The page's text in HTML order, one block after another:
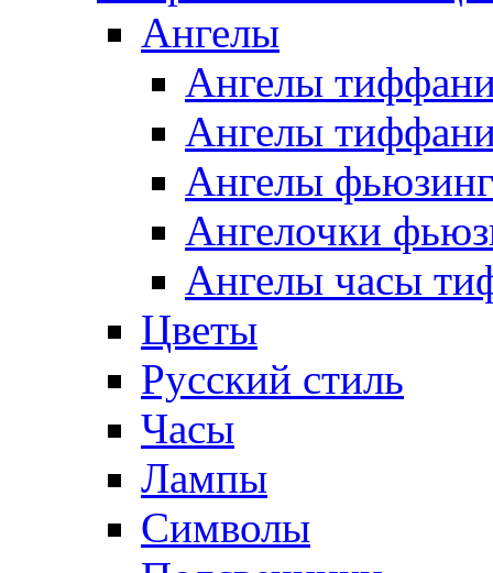
Ангелы
Ангелы
Ангелы
Ангелы фьюзинг
Ангелочки
Ангелы часы
Цветы
Русский стиль
Часы
Лампы
Символы